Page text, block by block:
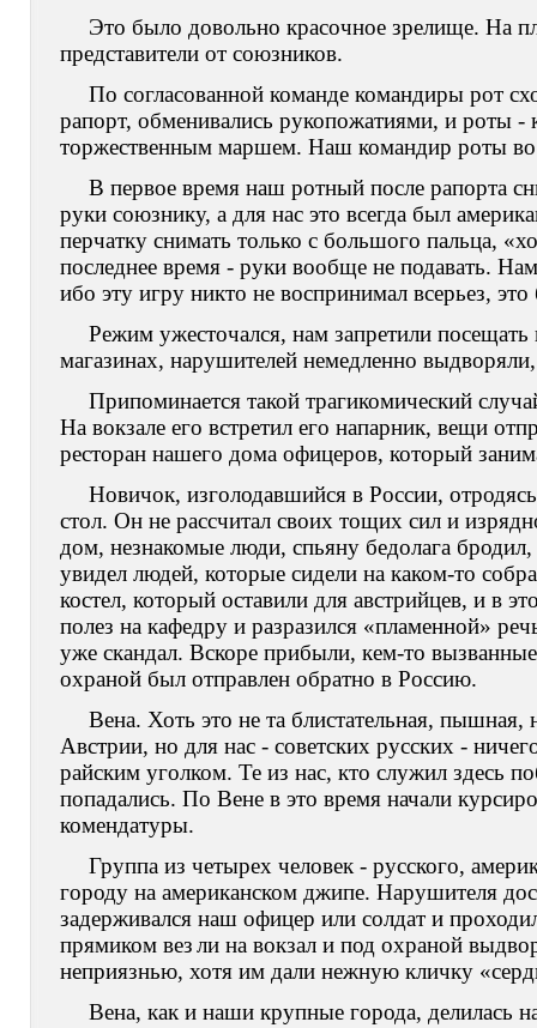
Это было довольно красочное зрелище. На
представители от союзников.
По согласованной команде командиры рот
рапорт, обменивались рукопожатиями, и роты
торжественным маршем. Наш командир роты во
В первое время наш ротный после рапорта
руки союзнику, а для нас это всегда был
перчатку снимать только с большого пальца,
последнее время - руки вообще не подавать.
ибо эту игру никто не воспринимал всерьез,
Режим ужесточался, нам запретили посещать
магазинах, нарушителей немедленно
Припоминается такой трагикомический
На вокзале его встретил его напарник, вещи
ресторан нашего дома офицеров, который
Новичок, изголодавшийся в России,
стол. Он не рассчитал своих тощих сил и
дом, незнакомые люди, спьяну бедолага
увидел людей, которые сидели на каком-то
костел, который оставили для австрийцев, и в
полез на кафедру и разразился «пламенной»
уже скандал. Вскоре прибыли, кем-то
охраной был отправлен обратно в Россию.
Вена. Хоть это не та блистательная, пышная,
Австрии, но для нас - советских русских -
райским уголком. Те из нас, кто служил здесь
попадались. По Вене в это время начали
комендатуры.
Группа из четырех человек - русского,
городу на американском джипе. Нарушителя
задерживался наш офицер или солдат и
прямиком везли на вокзал и под охраной
неприязнью, хотя им дали нежную кличку
Вена, как и наши крупные города, делилась